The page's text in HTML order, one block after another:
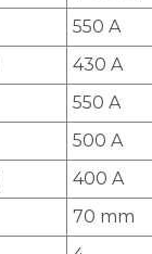
550 A
430 A
550 A
500 A
400 A
70 mm